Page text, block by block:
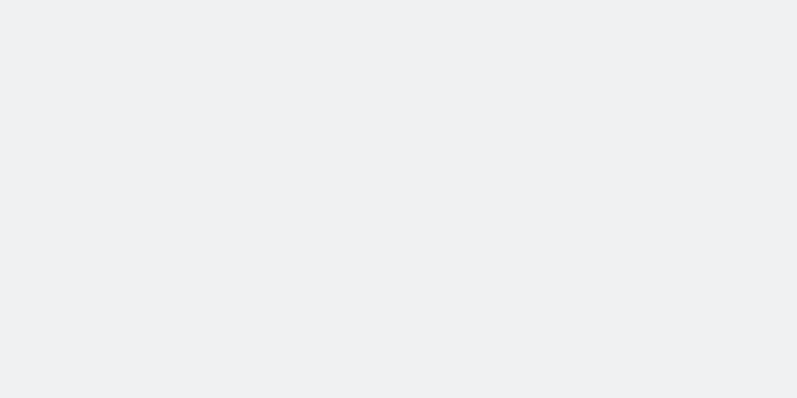
HAK-PAR Genel başkanı Düzgün Kaplan ENKS başkanı Mihemed İsmail ile
Hak ve Özgürlükler Partisi HAK-PAR Parti Meclisi 11 Ocak 2025 tarihinde
HAK-PAR, PSK ve PWK’den ortak konferans.’ KÜRT MESELESİ BARIŞÇIL
11.00de Gazeteciler Cemiyetinde ortaklaştıkları bir metni kamuoyuna sundular. PSK